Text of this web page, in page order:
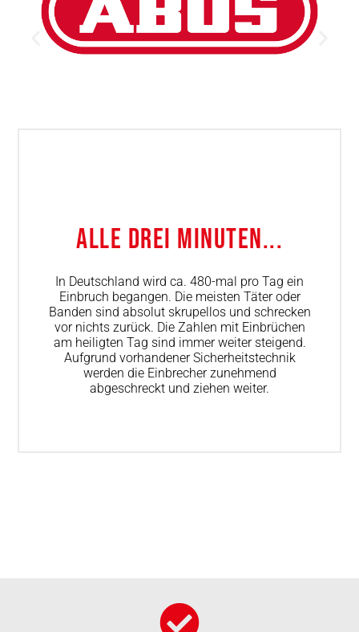
Alle Drei Minuten...
In Deutschland wird ca. 480-mal pro Tag ein
Einbruch begangen. Die meisten Täter oder
Banden sind absolut skrupellos und schrecken
vor nichts zurück. Die Zahlen mit Einbrüchen
am heiligten Tag sind immer weiter steigend.
Aufgrund vorhandener Sicherheitstechnik
werden die Einbrecher zunehmend
abgeschreckt und ziehen weiter.